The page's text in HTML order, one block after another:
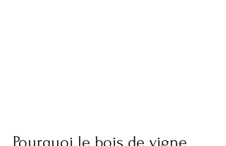
Pourquoi le bois de vigne